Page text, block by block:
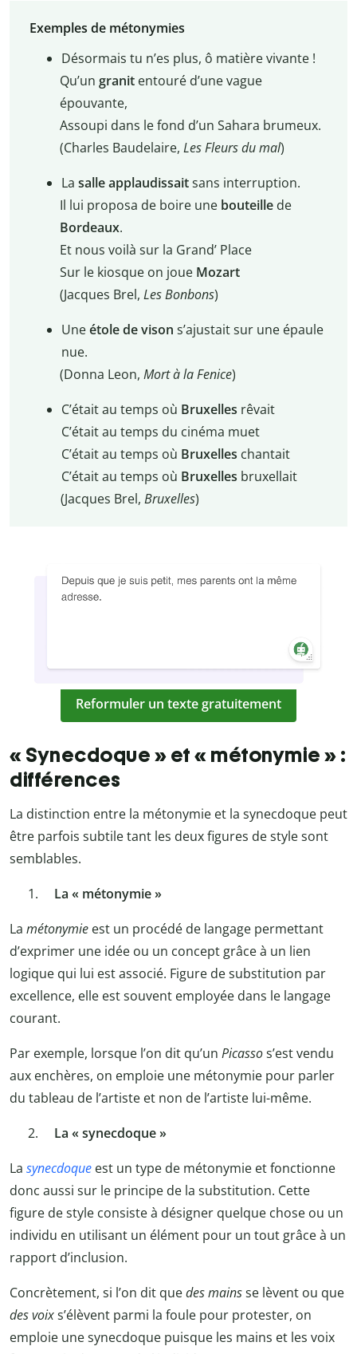
Exemples de métonymies
Désormais tu n’es plus, ô matière vivante !
Qu’un granitentouré d’une vague
épouvante,
Assoupi dans le fond d’un Sahara brumeux.
(Charles Baudelaire, Les Fleurs du mal)
La salle applaudissaitsans interruption.
Il lui proposa de boire une bouteillede
Bordeaux.
Et nous voilà sur la Grand’ Place
Sur le kiosque on joue Mozart
(Jacques Brel, Les Bonbons)
Uneétole de vison s’ajustait sur une épaule
nue.
(Donna Leon, Mort à la Fenice)
C’était au temps où Bruxelles rêvait
C’était au temps du cinéma muet
C’était au temps où Bruxelles chantait
C’était au temps où Bruxelles bruxellait
(Jacques Brel, Bruxelles)
Reformuler un texte gratuitement
« Synecdoque » et « métonymie » :
différences
La distinction entre la métonymie et la synecdoque peut
être parfois subtile tant les deux figures de style sont
semblables.
La « métonymie »
La métonymie est un procédé de langage permettant
d’exprimer une idée ou un concept grâce à un lien
logique qui lui est associé. Figure de substitution par
excellence, elle est souvent employée dans le langage
courant.
Par exemple, lorsque l’on dit qu’un Picassos’est vendu
aux enchères, on emploie une métonymie pour parler
du tableau de l’artiste et non de l’artiste lui-même.
La « synecdoque »
La synecdoque est un type de métonymie et fonctionne
donc aussi sur le principe de la substitution. Cette
figure de style consiste à désigner quelque chose ou un
individu en utilisant un élément pour un tout grâce à un
rapport d’inclusion.
Concrètement, si l’on dit quedes mainsse lèvent ou que
des voixs’élèvent parmi la foule pour protester, on
emploie une synecdoque puisque les mains et les voix